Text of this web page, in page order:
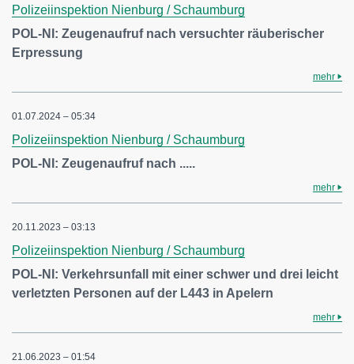
Polizeiinspektion Nienburg / Schaumburg
POL-NI: Zeugenaufruf nach versuchter räuberischer
Erpressung
mehr
01.07.2024 – 05:34
Polizeiinspektion Nienburg / Schaumburg
POL-NI: Zeugenaufruf nach .....
mehr
20.11.2023 – 03:13
Polizeiinspektion Nienburg / Schaumburg
POL-NI: Verkehrsunfall mit einer schwer und drei leicht
verletzten Personen auf der L443 in Apelern
mehr
21.06.2023 – 01:54